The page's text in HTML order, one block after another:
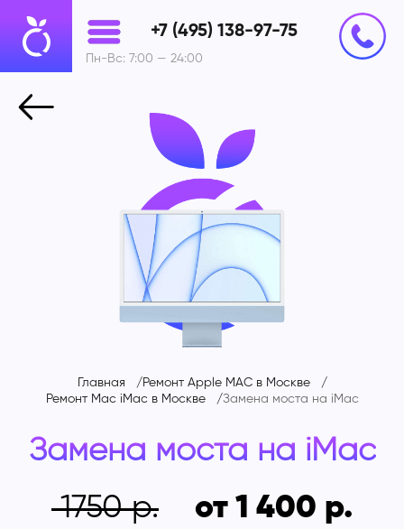
+7 (495) 138-97-75
Пн-Вс: 7:00 — 24:00
Главная
Ремонт Apple MAC в Москве
Ремонт Mac iMac в Москве
Замена моста на iMac
Замена моста на iMac
1750
от 1 400